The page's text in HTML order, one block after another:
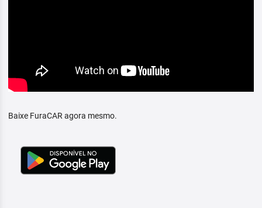
Baixe FuraCAR agora mesmo.